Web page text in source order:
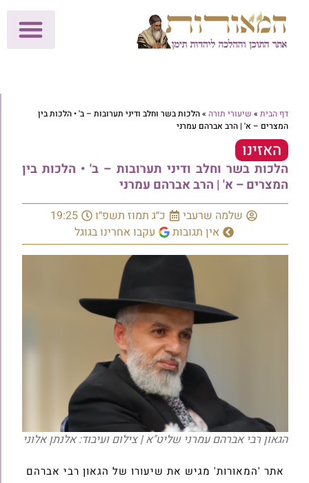
דף הבית » שיעורי תורה »הלכות בשר וחלב ודיני תערובות – ב' • הלכות בין
המצרים – א' | הרב אברהם עמרני
האזינו
הלכות בשר וחלב ודיני תערובות – ב' • הלכות בין
המצרים – א' | הרב אברהם עמרני
שלמה שרעבי כ״ג תמוז תשפ״ו
19:25
אין תגובות
עקבו אחרינו בגוגל
הגאון רבי אברהם עמרני שליט"א | צילום ועיבוד: אלנתן אלוני
אתר 'המאורות' מגיש את שיעורו של הגאון רבי אברהם